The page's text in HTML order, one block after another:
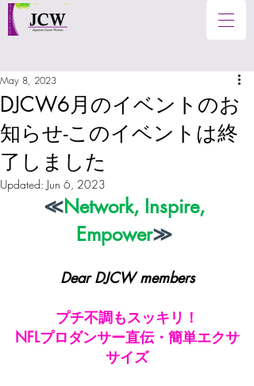
DJCW6月のイベントのお
知らせ-このイベントは終
了しました
May 8, 2023
Updated: Jun 6, 2023
≪Network, Inspire,
Empower≫
Dear DJCW members
プチ不調もスッキリ！
NFLプロダンサー直伝・簡単エクサ
サイズ